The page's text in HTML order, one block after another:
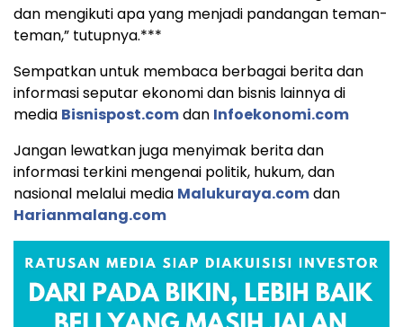
dan mengikuti apa yang menjadi pandangan teman-
teman,” tutupnya.***
Sempatkan untuk membaca berbagai berita dan
informasi seputar ekonomi dan bisnis lainnya di
media Bisnispost.comdan Infoekonomi.com
Jangan lewatkan juga menyimak berita dan
informasi terkini mengenai politik, hukum, dan
nasional melalui media Malukuraya.comdan
Harianmalang.com